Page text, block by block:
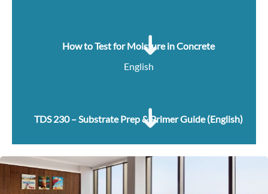
How to Test for Moisture in Concrete
English
TDS 230 – Substrate Prep & Primer Guide (English)